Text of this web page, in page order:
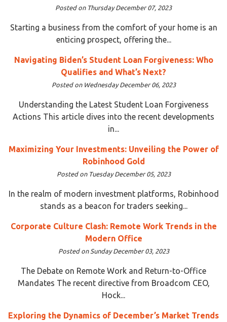
Posted on Thursday December 07, 2023
Starting a business from the comfort of your home is an
enticing prospect, offering the...
Navigating Biden’s Student Loan Forgiveness: Who
Qualifies and What’s Next?
Posted on Wednesday December 06, 2023
Understanding the Latest Student Loan Forgiveness
Actions This article dives into the recent developments
in...
Maximizing Your Investments: Unveiling the Power of
Robinhood Gold
Posted on Tuesday December 05, 2023
In the realm of modern investment platforms, Robinhood
stands as a beacon for traders seeking...
Corporate Culture Clash: Remote Work Trends in the
Modern Office
Posted on Sunday December 03, 2023
The Debate on Remote Work and Return-to-Office
Mandates The recent directive from Broadcom CEO,
Hock...
Exploring the Dynamics of December’s Market Trends